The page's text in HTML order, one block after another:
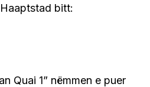
bitt:
Quai 1” nëmmen e puer